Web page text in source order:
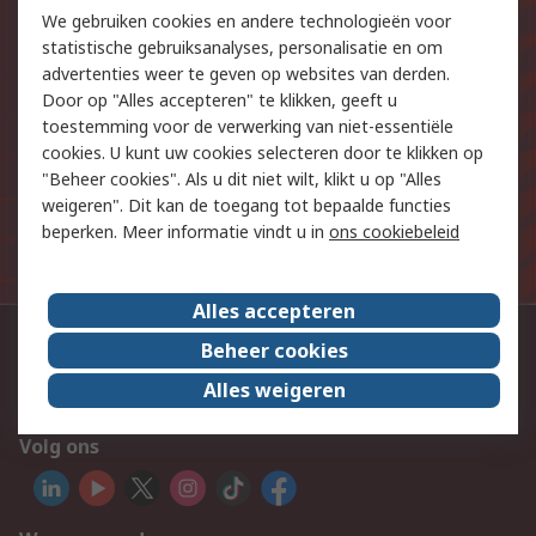
onze nieuwste producten en
aanbiedingen
E-mailadres
Aanmelden
De persoonlijke gegevens die u aan ons verstrekt bij het
aanmelden voor deze mailinglijst worden verwerkt in
Neem contact op
Volg ons
We gebruiken cookies en andere technologieën voor
statistische gebruiksanalyses, personalisatie en om
advertenties weer te geven op websites van derden.
Door op "Alles accepteren" te klikken, geeft u
toestemming voor de verwerking van niet-essentiële
cookies. U kunt uw cookies selecteren door te klikken op
"Beheer cookies". Als u dit niet wilt, klikt u op "Alles
weigeren". Dit kan de toegang tot bepaalde functies
beperken. Meer informatie vindt u in ons cookiebeleid
Alles accepteren
Beheer cookies
Alles weigeren